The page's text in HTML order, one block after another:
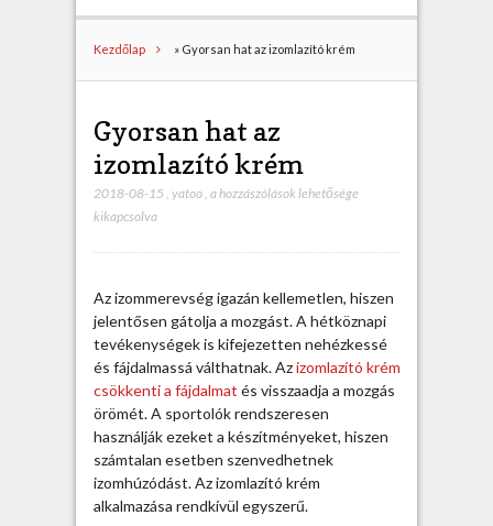
h
Kezdőlap » Gyorsan hat az izomlazító krém
Gyorsan hat az
izomlazító krém
2018-08-15 yatoo, G
a
n
h
a
t
a
z
i
z
o
a hozzászólások lehetősége
kikapcsolva
Az izommerevség igazán kellemetlen, hiszen
jelentősen gátolja a mozgást. A hétköznapi
tevékenységek is kifejezetten nehézkessé
és fájdalmassá válthatnak. Azizomlazító krém
csökkenti a fájdalmat és visszaadja a mozgás
örömét. A sportolók rendszeresen
használják ezeket a készítményeket, hiszen
számtalan esetben szenvedhetnek
izomhúzódást. Az izomlazító krém
alkalmazása rendkívül egyszerű.